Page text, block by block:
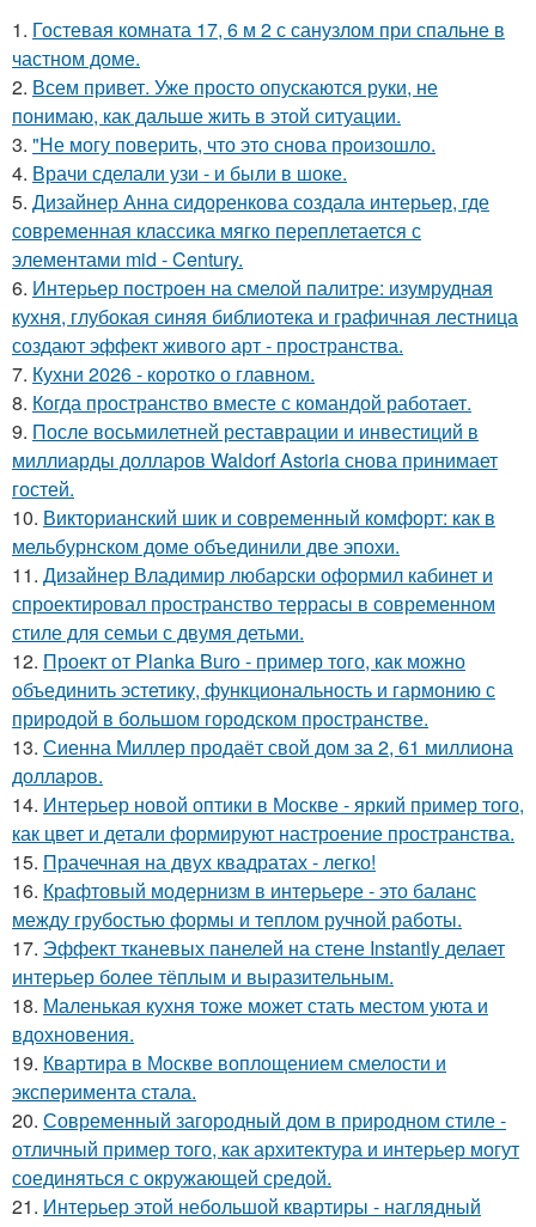
1. Гостевая комната 17, 6 м 2 с санузлом при спальне в
частном доме.
2. Всем привет. Уже просто опускаются руки, не
понимаю, как дальше жить в этой ситуации.
3. "Не могу поверить, что это снова произошло.
4. Врачи сделали узи - и были в шоке.
5. Дизайнер Анна сидоренкова создала интерьер, где
современная классика мягко переплетается с
элементами mid - Century.
6. Интерьер построен на смелой палитре: изумрудная
кухня, глубокая синяя библиотека и графичная лестница
создают эффект живого арт - пространства.
7. Кухни 2026 - коротко о главном.
8. Когда пространство вместе с командой работает.
9. После восьмилетней реставрации и инвестиций в
миллиарды долларов Waldorf Astoria снова принимает
гостей.
10. Викторианский шик и современный комфорт: как в
мельбурнском доме объединили две эпохи.
11. Дизайнер Владимир любарски оформил кабинет и
спроектировал пространство террасы в современном
стиле для семьи с двумя детьми.
12. Проект от Planka Buro - пример того, как можно
объединить эстетику, функциональность и гармонию с
природой в большом городском пространстве.
13. Сиенна Миллер продаёт свой дом за 2, 61 миллиона
долларов.
14. Интерьер новой оптики в Москве - яркий пример того,
как цвет и детали формируют настроение пространства.
15. Прачечная на двух квадратах - легко!
16. Крафтовый модернизм в интерьере - это баланс
между грубостью формы и теплом ручной работы.
17. Эффект тканевых панелей на стене Instantly делает
интерьер более тёплым и выразительным.
18. Маленькая кухня тоже может стать местом уюта и
вдохновения.
19. Квартира в Москве воплощением смелости и
эксперимента стала.
20. Современный загородный дом в природном стиле -
отличный пример того, как архитектура и интерьер могут
соединяться с окружающей средой.
21. Интерьер этой небольшой квартиры - наглядный